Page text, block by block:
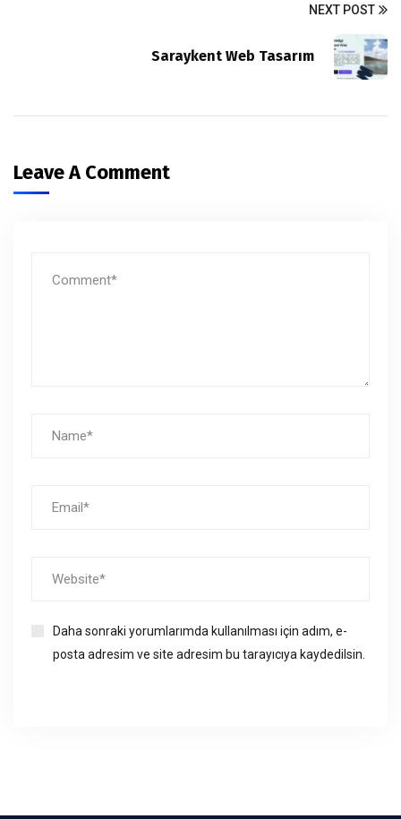
NEXT POST
Saraykent Web Tasarım
Leave A Comment
Daha sonraki yorumlarımda kullanılması için adım, e-
posta adresim ve site adresim bu tarayıcıya kaydedilsin.